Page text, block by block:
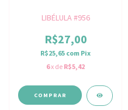
LIBÉLULA #956
R$27,00
R$25,65 com Pix
6x de R$5,42